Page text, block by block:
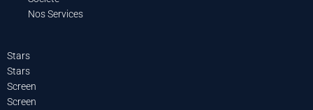
Nos Services
Stars
Stars
Screen
Screen